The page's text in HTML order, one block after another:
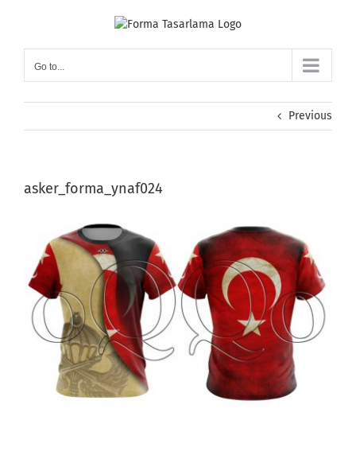
Go to...
Previous
asker_forma_ynaf024